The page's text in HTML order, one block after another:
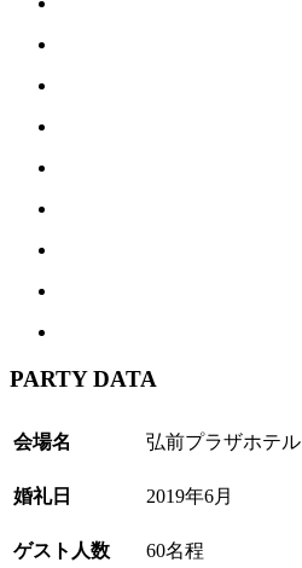
PARTY DATA
会場名 弘前プラザホテル
婚礼日 2019年6月
ゲスト人数 60名程